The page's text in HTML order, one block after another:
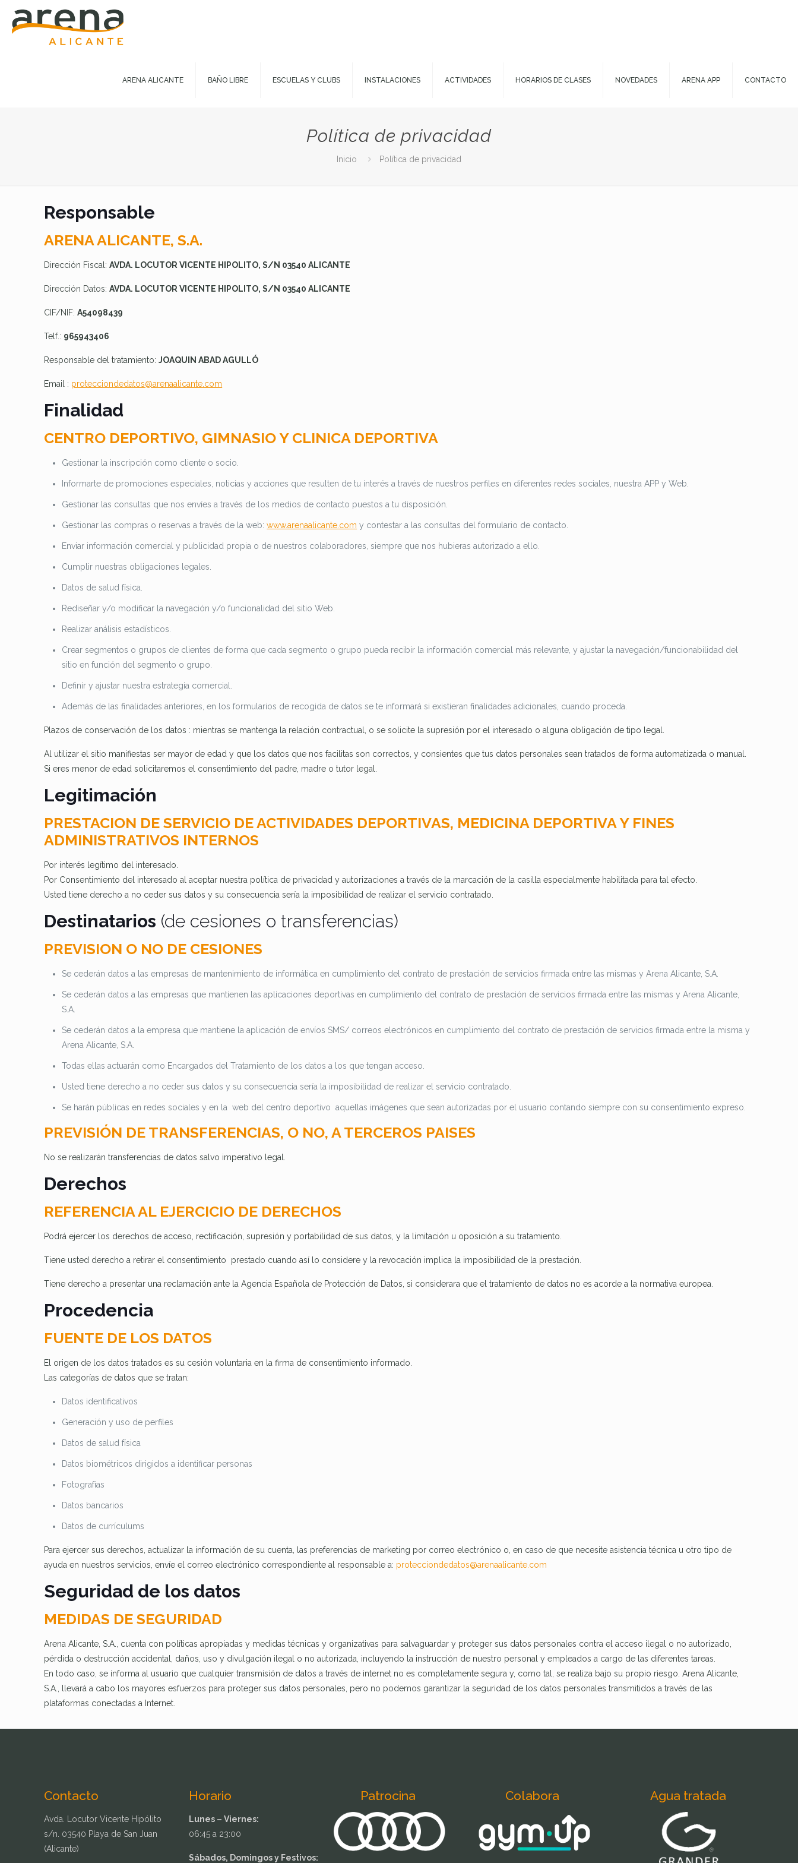
ARENA ALICANTE BAÑO LIBRE ESCUELAS Y CLUBS INSTALACIONES ACTIVIDADES HORARIOS DE CLASES NOVEDADES ARENA APP CONTACTO
Política de privacidad
Inicio Política de privacidad
Responsable
ARENA ALICANTE, S.A.
Dirección Fiscal:AVDA. LOCUTOR VICENTE HIPOLITO, S/N 03540 ALICANTE
Dirección Datos:AVDA. LOCUTOR VICENTE HIPOLITO, S/N 03540 ALICANTE
CIF/NIF:A54098439
Telf.: 965943406
Responsable del tratamiento:JOAQUIN ABAD AGULLÓ
Email : protecciondedatos@arenaalicante.com
Finalidad
CENTRO DEPORTIVO, GIMNASIO Y CLINICA DEPORTIVA
Gestionar la inscripción como cliente o socio.
Informarte de promociones especiales, noticias y acciones que resulten de tu interés a través de nuestros perfiles en diferentes redes sociales, nuestra APP y Web.
Gestionar las consultas que nos envíes a través de los medios de contacto puestos a tu disposición.
Gestionar las compras o reservas a través de la web:www.arenaalicante.com y contestar a las consultas del formulario de contacto.
Enviar información comercial y publicidad propia o de nuestros colaboradores, siempre que nos hubieras autorizado a ello.
Cumplir nuestras obligaciones legales.
Datos de salud física.
Rediseñar y/o modificar la navegación y/o funcionalidad del sitio Web.
Realizar análisis estadísticos.
Crear segmentos o grupos de clientes de forma que cada segmento o grupo pueda recibir la información comercial más relevante, y ajustar la navegación/funcionabilidad del
sitio en función del segmento o grupo.
Definir y ajustar nuestra estrategia comercial.
Además de las finalidades anteriores, en los formularios de recogida de datos se te informará si existieran finalidades adicionales, cuando proceda.
Plazos de conservación de los datos : mientras se mantenga la relación contractual, o se solicite la supresión por el interesado o alguna obligación de tipo legal.
Al utilizar el sitio manifiestas ser mayor de edad y que los datos que nos facilitas son correctos, y consientes que tus datos personales sean tratados de forma automatizada o manual.
Si eres menor de edad solicitaremos el consentimiento del padre, madre o tutor legal.
Legitimación
PRESTACION DE SERVICIO DE ACTIVIDADES DEPORTIVAS, MEDICINA DEPORTIVA Y FINES
ADMINISTRATIVOS INTERNOS
Por interés legítimo del interesado.
Por Consentimiento del interesado al aceptar nuestra política de privacidad y autorizaciones a través de la marcación de la casilla especialmente habilitada para tal efecto.
Usted tiene derecho a no ceder sus datos y su consecuencia sería la imposibilidad de realizar el servicio contratado.
Destinatarios (de cesiones o transferencias)
PREVISION O NO DE CESIONES
Se cederán datos a las empresas de mantenimiento de informática en cumplimiento del contrato de prestación de servicios firmada entre las mismas y Arena Alicante, S.A.
Se cederán datos a las empresas que mantienen las aplicaciones deportivas en cumplimiento del contrato de prestación de servicios firmada entre las mismas y Arena Alicante,
S.A.
Se cederán datos a la empresa que mantiene la aplicación de envíos SMS/ correos electrónicos en cumplimiento del contrato de prestación de servicios firmada entre la misma y
Arena Alicante, S.A.
Todas ellas actuarán como Encargados del Tratamiento de los datos a los que tengan acceso.
Usted tiene derecho a no ceder sus datos y su consecuencia sería la imposibilidad de realizar el servicio contratado.
Se harán públicas en redes sociales y en la web del centro deportivo aquellas imágenes que sean autorizadas por el usuario contando siempre con su consentimiento expreso.
PREVISIÓN DE TRANSFERENCIAS, O NO, A TERCEROS PAISES
No se realizarán transferencias de datos salvo imperativo legal.
Derechos
REFERENCIA AL EJERCICIO DE DERECHOS
Podrá ejercer los derechos de acceso, rectificación, supresión y portabilidad de sus datos, y la limitación u oposición a su tratamiento.
Tiene usted derecho a retirar el consentimiento prestado cuando así lo considere y la revocación implica la imposibilidad de la prestación.
Tiene derecho a presentar una reclamación ante la Agencia Española de Protección de Datos, si considerara que el tratamiento de datos no es acorde a la normativa europea.
Procedencia
FUENTE DE LOS DATOS
El origen de los datos tratados es su cesión voluntaria en la firma de consentimiento informado.
Las categorías de datos que se tratan:
Datos identificativos
Generación y uso de perfiles
Datos de salud física
Datos biométricos dirigidos a identificar personas
Fotografías
Datos bancarios
Datos de currículums
Para ejercer sus derechos, actualizar la información de su cuenta, las preferencias de marketing por correo electrónico o, en caso de que necesite asistencia técnica u otro tipo de
ayuda en nuestros servicios, envíe el correo electrónico correspondiente al responsable a: protecciondedatos@arenaalicante.com
Seguridad de los datos
MEDIDAS DE SEGURIDAD
Arena Alicante, S.A., cuenta con políticas apropiadas y medidas técnicas y organizativas para salvaguardar y proteger sus datos personales contra el acceso ilegal o no autorizado,
pérdida o destrucción accidental, daños, uso y divulgación ilegal o no autorizada, incluyendo la instrucción de nuestro personal y empleados a cargo de las diferentes tareas.
En todo caso, se informa al usuario que cualquier transmisión de datos a través de internet no es completamente segura y, como tal, se realiza bajo su propio riesgo. Arena Alicante,
S.A., llevará a cabo los mayores esfuerzos para proteger sus datos personales, pero no podemos garantizar la seguridad de los datos personales transmitidos a través de las
plataformas conectadas a Internet.
Contacto
Avda. Locutor Vicente Hipólito
s/n. 03540 Playa de San Juan
(Alicante)
Horario
Lunes – Viernes:
06:45 a 23:00
Sábados, Domingos y Festivos:
Patrocina Colabora Agua tratada